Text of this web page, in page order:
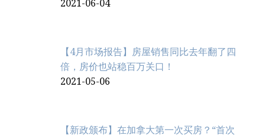
2021-06-04
【4月市场报告】房屋销售同比去年翻了四
倍，房价也站稳百万关口！
2021-05-06
【新政颁布】在加拿大第一次买房？“首次